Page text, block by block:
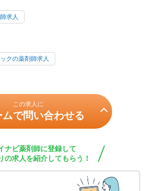
求人
クの薬剤師求人
この求人に
ムで問い合わせる
ナビ薬剤師に登録して
の求人を紹介してもらう！